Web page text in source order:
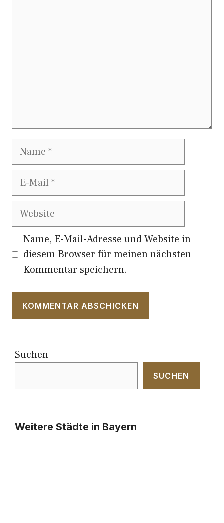
Name
E-
Website
Name, E-Mail-Adresse und Website in
diesem Browser für meinen nächsten
Kommentar speichern.
Suchen
SUCHEN
Weitere Städte in Bayern